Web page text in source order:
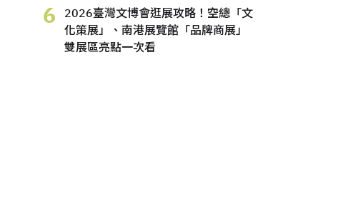
6
2026臺灣文博會逛展攻略！空總「文
化策展」、南港展覽館「品牌商展」
雙展區亮點一次看